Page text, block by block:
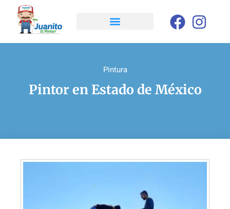
Pintura
Pintor en Estado de México